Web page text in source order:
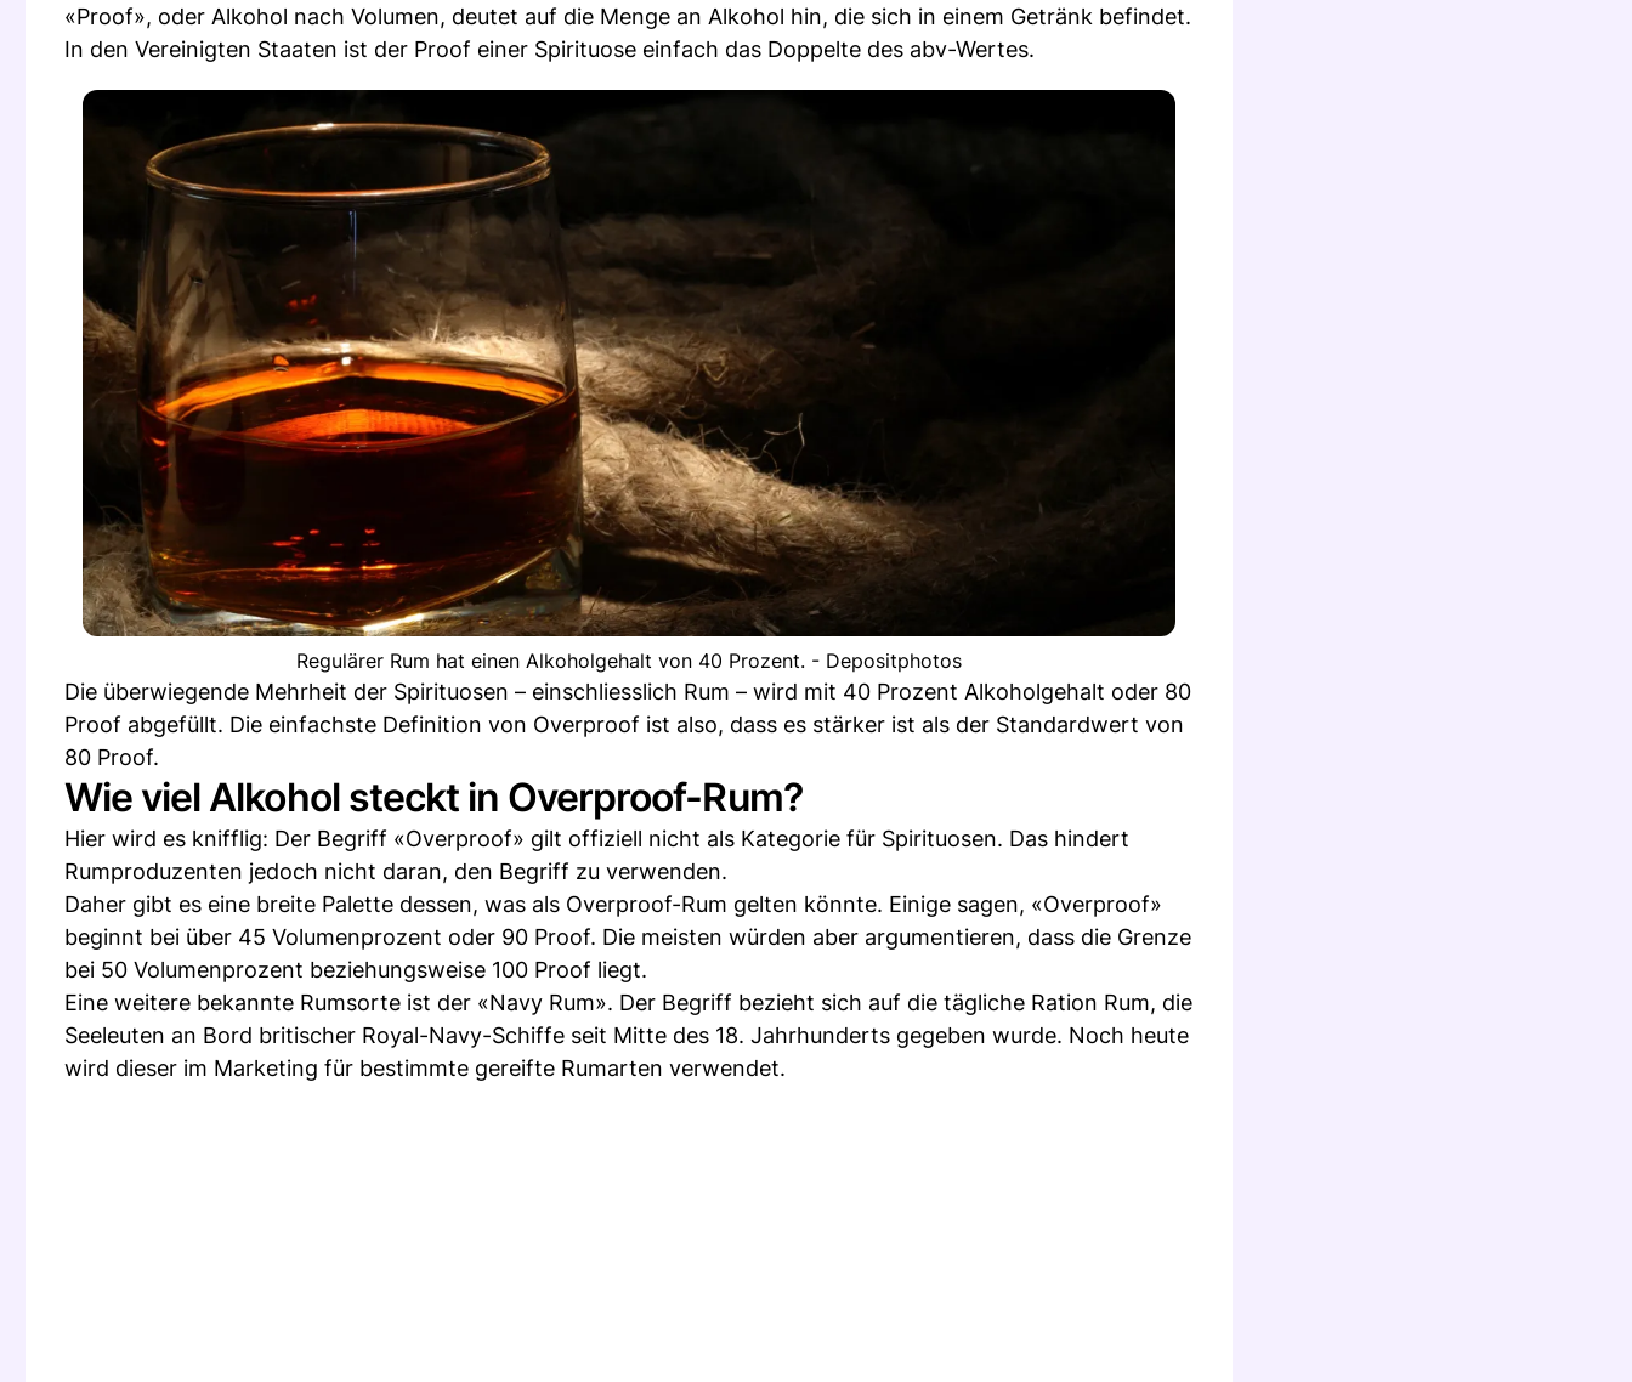
«Proof», oder Alkohol nach Volumen, deutet auf die Menge an Alkohol hin, die sich in einem Getränk befindet.
In den Vereinigten Staaten ist der Proof einer Spirituose einfach das Doppelte des abv-Wertes.
Regulärer Rum hat einen Alkoholgehalt von 40 Prozent. - Depositphotos
Die überwiegende Mehrheit der Spirituosen – einschliesslich Rum – wird mit 40 Prozent Alkoholgehalt oder 80
Proof abgefüllt. Die einfachste Definition von Overproof ist also, dass es stärker ist als der Standardwert von
80 Proof.
Wie viel Alkohol steckt in Overproof-Rum?
Hier wird es knifflig: Der Begriff «Overproof» gilt offiziell nicht als Kategorie für Spirituosen. Das hindert
Rumproduzenten jedoch nicht daran, den Begriff zu verwenden.
Daher gibt es eine breite Palette dessen, was als Overproof-Rum gelten könnte. Einige sagen, «Overproof»
beginnt bei über 45 Volumenprozent oder 90 Proof. Die meisten würden aber argumentieren, dass die Grenze
bei 50 Volumenprozent beziehungsweise 100 Proof liegt.
Eine weitere bekannte Rumsorte ist der «Navy Rum». Der Begriff bezieht sich auf die tägliche Ration Rum, die
Seeleuten an Bord britischer Royal-Navy-Schiffe seit Mitte des 18. Jahrhunderts gegeben wurde. Noch heute
wird dieser im Marketing für bestimmte gereifte Rumarten verwendet.